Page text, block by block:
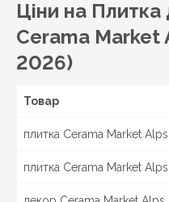
Ціни на Плитка
Cerama Market
2026)
Товар
плитка Cerama Market
плитка Cerama Market